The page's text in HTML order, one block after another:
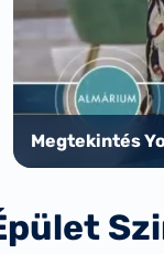
Megtekintés